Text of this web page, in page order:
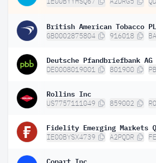
British American Tobacco
GB0002875804 916018
Deutsche Pfandbriefbank AG
DE0008019001 801900
Rollins Inc
US7757111049 859002
IE00BYSX4739 A2PQDR
Copart Inc